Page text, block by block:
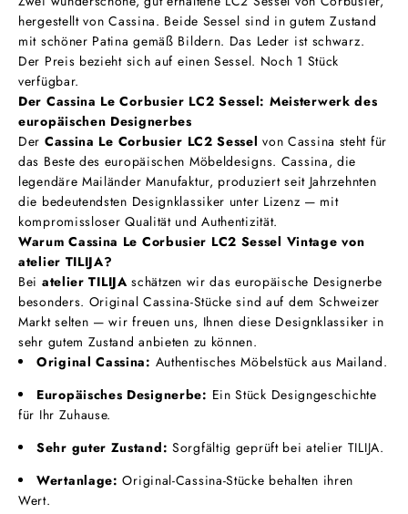
hergestellt von Cassina. Beide Sessel sind in gutem Zustand
mit schöner Patina gemäß Bildern. Das Leder ist schwarz.
Der Preis bezieht sich auf einen Sessel. Noch 1 Stück
verfügbar.
Der Cassina Le Corbusier LC2 Sessel: Meisterwerk des
europäischen Designerbes
Der Cassina Le Corbusier LC2 Sessel von Cassina steht für
das Beste des europäischen Möbeldesigns. Cassina, die
legendäre Mailänder Manufaktur, produziert seit Jahrzehnten
die bedeutendsten Designklassiker unter Lizenz — mit
kompromissloser Qualität und Authentizität.
Warum Cassina Le Corbusier LC2 Sessel Vintage von
atelier TILIJA?
Bei atelier TILIJA schätzen wir das europäische Designerbe
besonders. Original Cassina-Stücke sind auf dem Schweizer
Markt selten — wir freuen uns, Ihnen diese Designklassiker in
sehr gutem Zustand anbieten zu können.
Original Cassina: Authentisches Möbelstück aus Mailand.
Europäisches Designerbe: Ein Stück Designgeschichte
für Ihr Zuhause.
Sehr guter Zustand: Sorgfältig geprüft bei atelier TILIJA.
Wertanlage: Original-Cassina-Stücke behalten ihren
Wert.